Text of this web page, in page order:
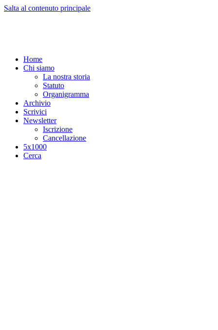
Salta al contenuto principale
Home
Chi siamo
La nostra storia
Statuto
Organigramma
Archivio
Scrivici
Newsletter
Iscrizione
Cancellazione
5x1000
Cerca